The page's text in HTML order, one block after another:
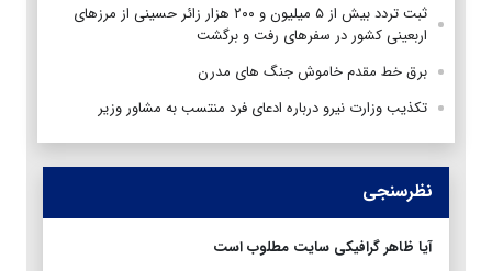
ثبت تردد بیش از ۵ میلیون و ۲۰۰ هزار زائر حسینی از مرزهای
اربعینی کشور در سفرهای رفت و برگشت
برق خط مقدم خاموش جنگ های مدرن
تکذیب وزارت نیرو درباره ادعای فرد منتسب به مشاور وزیر
نظرسنجی
آیا ظاهر گرافیکی سایت مطلوب است